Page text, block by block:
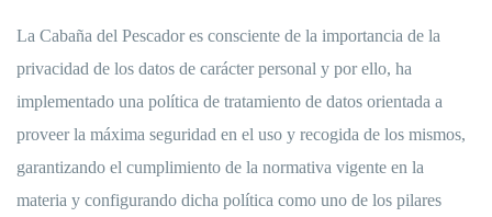
La Cabaña del Pescador es consciente de la importancia de la
privacidad de los datos de carácter personal y por ello, ha
implementado una política de tratamiento de datos orientada a
proveer la máxima seguridad en el uso y recogida de los mismos,
garantizando el cumplimiento de la normativa vigente en la
materia y configurando dicha política como uno de los pilares